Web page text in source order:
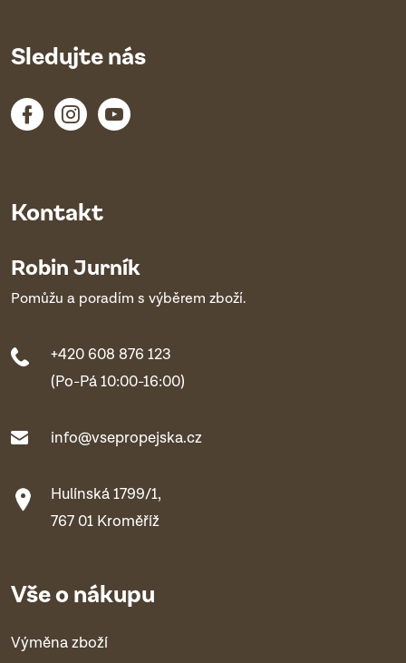
Kontakt
Robin Jurník
Pomůžu a poradím s výběrem zboží.
+420 608 876 123
(Po-Pá 10:00-16:00)
info@vsepropejska.cz
Hulínská 1799/1,
767 01 Kroměříž
Vše o nákupu
Výměna zboží
Sledujte nás